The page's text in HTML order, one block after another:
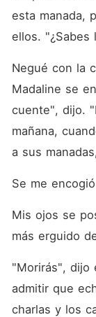
esta manada,
ellos. "¿Sabes
Negué con la
Madaline se
cuente", dijo.
mañana,
a sus
Se me
Mis ojos se
más erguido
"Morirás", dijo
admitir que
charlas y los